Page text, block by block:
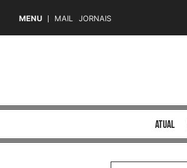
MENU MAIL JORNAIS
atual